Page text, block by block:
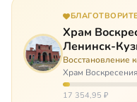
Храм
Ленинск-
Восстановление
Храм
Кузнецкий в
открылся всего
17 354,95 ₽